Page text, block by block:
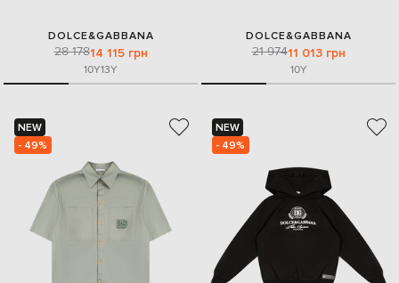
DOLCE&GABBANA
28 17814 115 грн
10Y13Y
DOLCE&GABBANA
21 97411 013 грн
10Y
NEW
- 49%
NEW
- 49%